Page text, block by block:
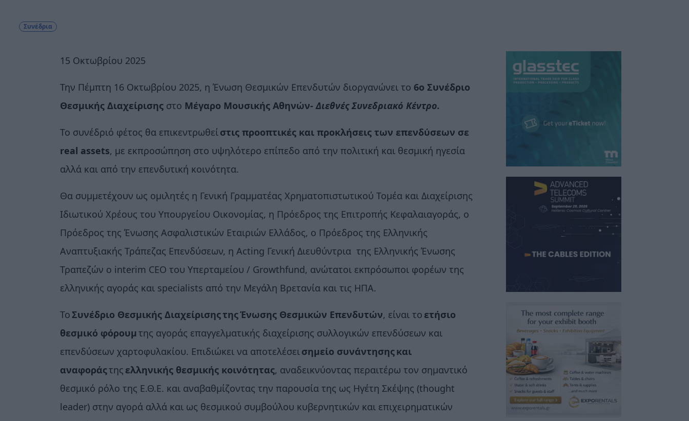
Συνέδρια
15 Οκτωβρίου 2025
Την Πέμπτη 16 Οκτωβρίου 2025, η Ένωση Θεσμικών Επενδυτών διοργανώνει το 6ο Συνέδριο
Θεσμικής Διαχείρισης στο Μέγαρο Μουσικής Αθηνών- Διεθνές Συνεδριακό Κέντρο.
Το συνέδριό φέτος θα επικεντρωθείστις προοπτικές και προκλήσεις των επενδύσεων σε
real assets, με εκπροσώπηση στο υψηλότερο επίπεδο από την πολιτική και θεσμική ηγεσία
αλλά και από την επενδυτική κοινότητα.
Θα συμμετέχουν ως ομιλητές η Γενική Γραμματέας Χρηματοπιστωτικού Τομέα και Διαχείρισης
Ιδιωτικού Χρέους του Υπουργείου Οικονομίας, η Πρόεδρος της Επιτροπής Κεφαλαιαγοράς, ο
Πρόεδρος της Ένωσης Ασφαλιστικών Εταιριών Ελλάδος, ο Πρόεδρος της Ελληνικής
Αναπτυξιακής Τράπεζας Επενδύσεων, η Acting Γενική Διευθύντρια της Ελληνικής Ένωσης
Τραπεζών ο interim CEO του Υπερταμείου / Growthfund, ανώτατοι εκπρόσωποι φορέων της
ελληνικής αγοράς και specialists από την Μεγάλη Βρετανία και τις ΗΠΑ.
To Συνέδριο Θεσμικής ΔιαχείρισηςτηςΈνωσης Θεσμικών Επενδυτών, είναι το ετήσιο
θεσμικό φόρουμτης αγοράς επαγγελματικής διαχείρισης συλλογικών επενδύσεων και
επενδύσεων χαρτοφυλακίου. Επιδιώκει να αποτελέσεισημείο συνάντησηςκαι
αναφοράςτης ελληνικής θεσμικής κοινότητας, αναδεικνύοντας περαιτέρω τον σημαντικό
θεσμικό ρόλο της Ε.Θ.Ε. και αναβαθμίζοντας την παρουσία της ως Ηγέτη Σκέψης (thought
leader) στην αγορά αλλά και ως θεσμικού συμβούλου κυβερνητικών και επιχειρηματικών